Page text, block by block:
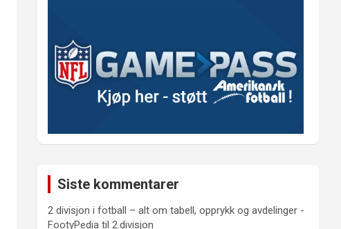
Siste kommentarer
2 divisjon i fotball – alt om tabell, opprykk og avdelinger -
FootyPedia til2.divisjon